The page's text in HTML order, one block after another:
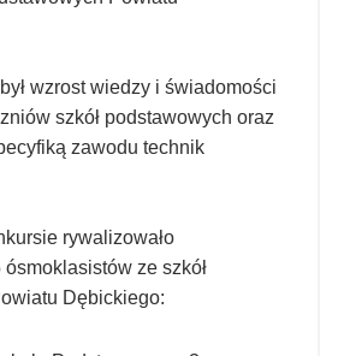
wzrost wiedzy i świadomości
szkół podstawowych oraz
zawodu technik
rywalizowało
ze szkół
Dębickiego: